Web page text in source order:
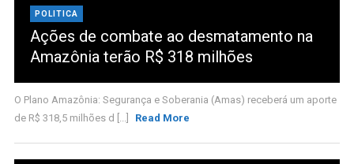
POLITICA
Ações de combate ao desmatamento na
Amazônia terão R$ 318 milhões
O Plano Amazônia: Segurança e Soberania (Amas) receberá um aporte
de R$ 318,5 milhões d [...]
Read More